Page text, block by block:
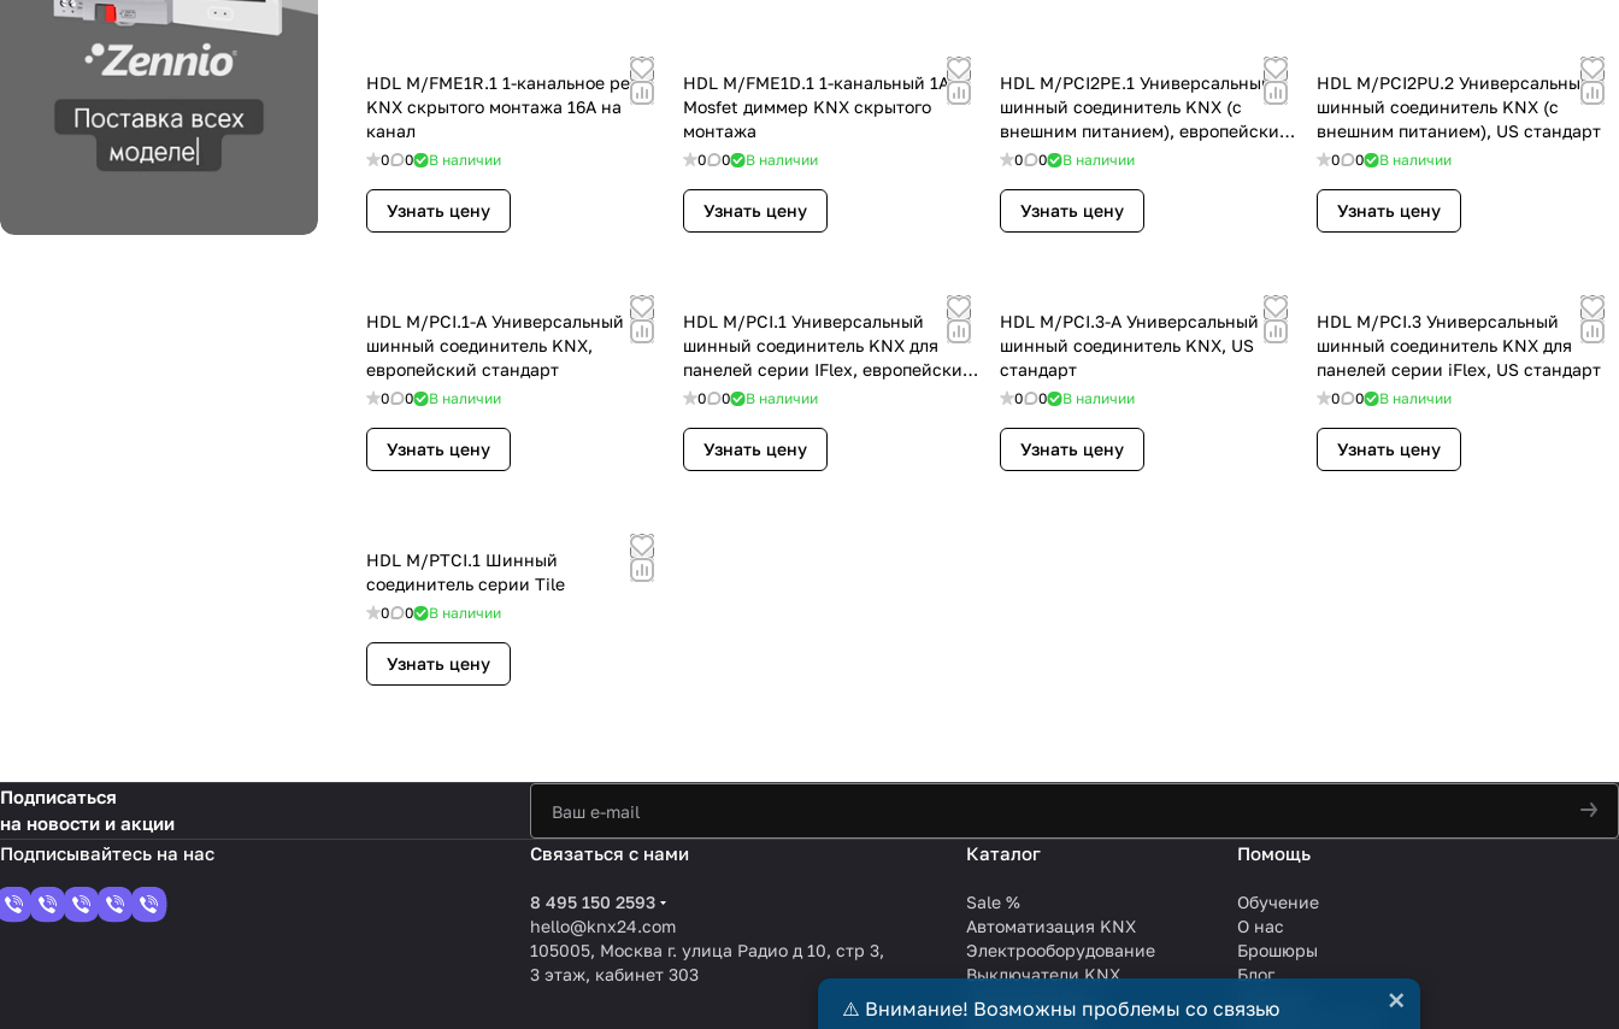
HDL M/FME1R.1 1-канальное реле
KNX скрытого монтажа 16A на
канал
0 0 В наличии
Узнать цену
HDL M/FME1D.1 1-канальный 1A
Mosfet диммер KNX скрытого
монтажа
0 0 В наличии
Узнать цену
HDL M/PCI2PE.1 Универсальный
шинный соединитель KNX (с
внешним питанием), европейский
стандарт
0 0 В наличии
Узнать цену
HDL M/PCI2PU.2 Универсальный
шинный соединитель KNX (с
внешним питанием), US стандарт
0 0 В наличии
Узнать цену
HDL M/PCI.1-A Универсальный
шинный соединитель KNX,
европейский стандарт
0 0 В наличии
Узнать цену
HDL M/PCI.1 Универсальный
шинный соединитель KNX для
панелей серии IFlex, европейский
стандарт
0 0 В наличии
Узнать цену
HDL M/PCI.3-A Универсальный
шинный соединитель KNX, US
стандарт
0 0 В наличии
Узнать цену
HDL M/PCI.3 Универсальный
шинный соединитель KNX для
панелей серии iFlex, US стандарт
0 0 В наличии
Узнать цену
HDL M/PTCI.1 Шинный
соединитель серии Tile
0 0 В наличии
Узнать цену
Подписаться
на новости и акции
Связаться с нами
8 495 150 2593
hello@knx24.com
105005, Москва г. улица Радио д 10, стр 3,
3 этаж, кабинет 303
Каталог
Sale %
Автоматизация KNX
Электрооборудование
Выключатели KNX
Производители
KNX EIB кабели
Помощь
Обучение
О нас
Брошюры
Блог
Сотрудничество
⚠️ Внимание! Возможны проблемы со связью ×